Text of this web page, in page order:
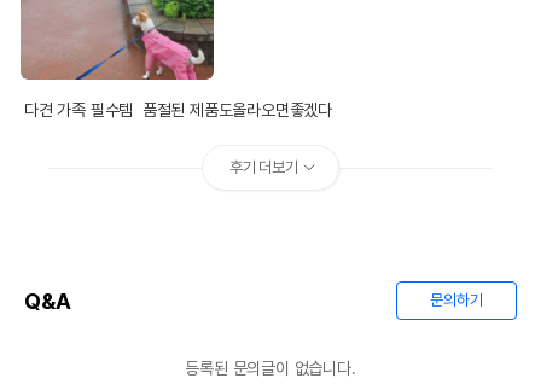
다견 가족 필수템  품절된 제품도올라오면좋겠다
후기 더보기
Q&A 문의하기
등록된 문의글이 없습니다.